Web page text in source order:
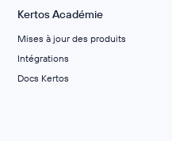
Kertos Académie
Mises à jour des produits
Intégrations
Docs Kertos